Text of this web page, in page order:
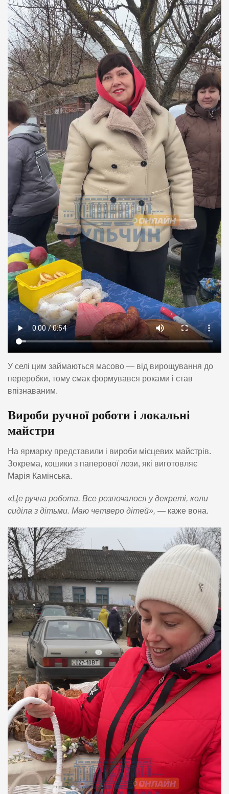
У селі цим займаються масово — від вирощування до
переробки, тому смак формувався роками і став
впізнаваним.
Вироби ручної роботи і локальні
майстри
На ярмарку представили і вироби місцевих майстрів.
Зокрема, кошики з паперової лози, які виготовляє
Марія Камінська.
«Це ручна робота. Все розпочалося у декреті, коли
сиділа з дітьми. Маю четверо дітей», — каже вона.